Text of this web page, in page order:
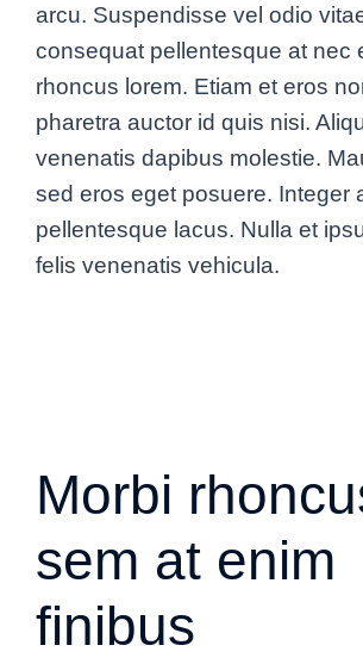
arcu. Suspendisse vel odio
consequat pellentesque at nec
rhoncus lorem. Etiam et eros
pharetra auctor id quis nisi.
venenatis dapibus molestie.
sed eros eget posuere. Integer
pellentesque lacus. Nulla et
felis venenatis vehicula.
Morbi
sem at enim
finibus